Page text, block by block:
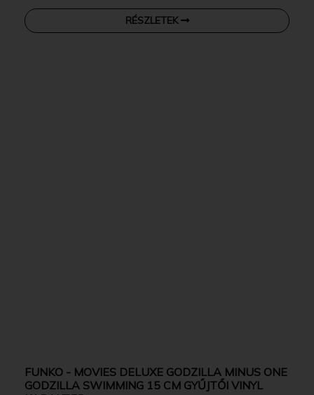
RÉSZLETEK
FUNKO - MOVIES DELUXE GODZILLA MINUS ONE
GODZILLA SWIMMING 15 CM GYŰJTŐI VINYL